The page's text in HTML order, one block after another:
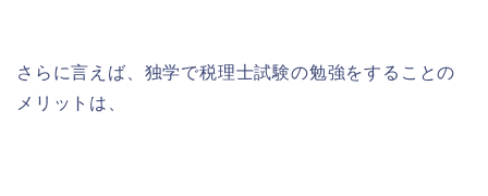
さらに言えば、独学で税理士試験の勉強をすることの
メリットは、